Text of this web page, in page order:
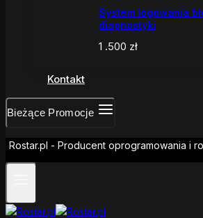
System logowania
diagnostyki
1 .500 zł
Kontakt
Bieżące Promocje
Rostar.pl - Producent oprogramowania i